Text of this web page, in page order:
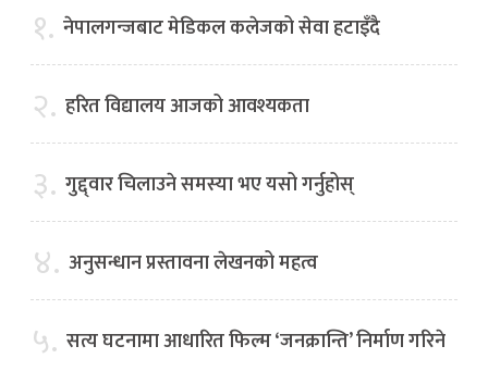
१. नेपालगन्जबाट मेडिकल कलेजको सेवा हटाइँदै
२. हरित विद्यालय आजको आवश्यकता
३. गुद्द्वार चिलाउने समस्या भए यसो गर्नुहोस्
४. अनुसन्धान प्रस्तावना लेखनको महत्व
५. सत्य घटनामा आधारित फिल्म ‘जनक्रान्ति’ निर्माण गरिने